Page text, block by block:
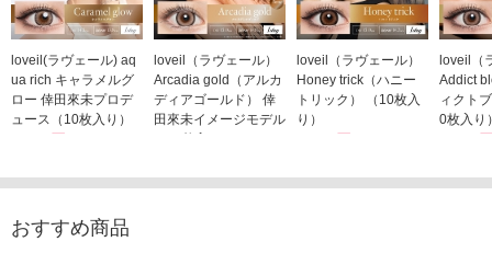
loveil(ラヴェール) aq
ua rich キャラメルグ
ロー 倖田來未プロデ
ュース（10枚入り）
loveil（ラヴェール）
Arcadia gold（アルカ
ディアゴールド） 倖
田來未イメージモデル
（10枚入り）
loveil（ラヴェール）
Honey trick（ハニー
トリック） （10枚入
り）
loveil（
Addict
ィクト
0枚入り
おすすめ商品